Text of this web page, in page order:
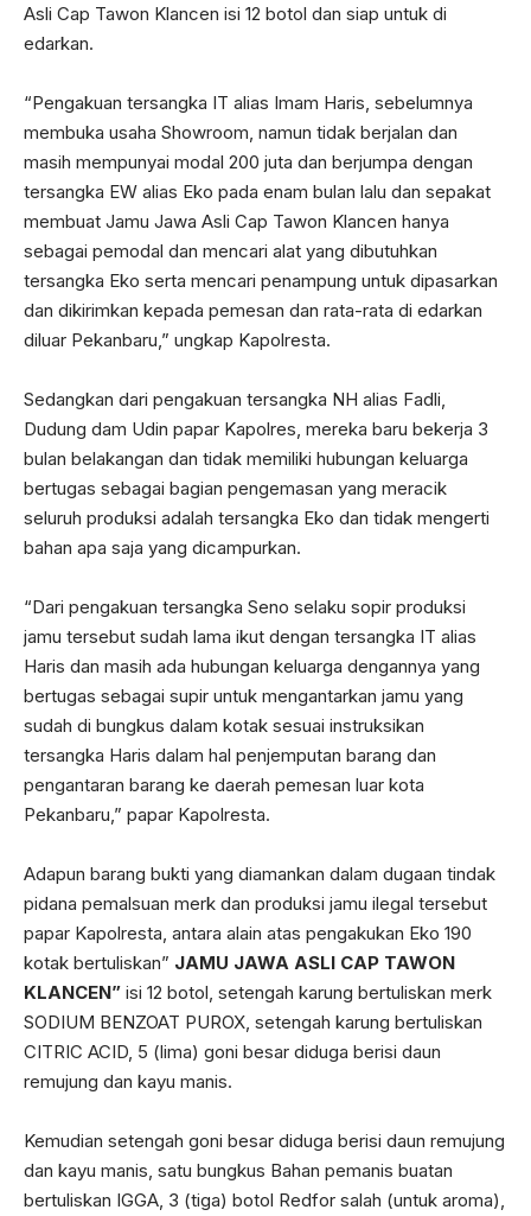
Asli Cap Tawon Klancen isi 12 botol dan siap untuk di
edarkan.
“Pengakuan tersangka IT alias Imam Haris, sebelumnya
membuka usaha Showroom, namun tidak berjalan dan
masih mempunyai modal 200 juta dan berjumpa dengan
tersangka EW alias Eko pada enam bulan lalu dan sepakat
membuat Jamu Jawa Asli Cap Tawon Klancen hanya
sebagai pemodal dan mencari alat yang dibutuhkan
tersangka Eko serta mencari penampung untuk dipasarkan
dan dikirimkan kepada pemesan dan rata-rata di edarkan
diluar Pekanbaru,” ungkap Kapolresta.
Sedangkan dari pengakuan tersangka NH alias Fadli,
Dudung dam Udin papar Kapolres, mereka baru bekerja 3
bulan belakangan dan tidak memiliki hubungan keluarga
bertugas sebagai bagian pengemasan yang meracik
seluruh produksi adalah tersangka Eko dan tidak mengerti
bahan apa saja yang dicampurkan.
“Dari pengakuan tersangka Seno selaku sopir produksi
jamu tersebut sudah lama ikut dengan tersangka IT alias
Haris dan masih ada hubungan keluarga dengannya yang
bertugas sebagai supir untuk mengantarkan jamu yang
sudah di bungkus dalam kotak sesuai instruksikan
tersangka Haris dalam hal penjemputan barang dan
pengantaran barang ke daerah pemesan luar kota
Pekanbaru,” papar Kapolresta.
Adapun barang bukti yang diamankan dalam dugaan tindak
pidana pemalsuan merk dan produksi jamu ilegal tersebut
papar Kapolresta, antara alain atas pengakukan Eko 190
kotak bertuliskan” JAMU JAWA ASLI CAP TAWON
KLANCEN” isi 12 botol, setengah karung bertuliskan merk
SODIUM BENZOAT PUROX, setengah karung bertuliskan
CITRIC ACID, 5 (lima) goni besar diduga berisi daun
remujung dan kayu manis.
Kemudian setengah goni besar diduga berisi daun remujung
dan kayu manis, satu bungkus Bahan pemanis buatan
bertuliskan IGGA, 3 (tiga) botol Redfor salah (untuk aroma),